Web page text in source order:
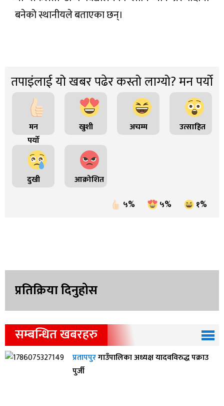
बनेको स्थानीयले बताएका छन्।
तपाइंलाई यो खबर पढेर कस्तो लाग्यो? मन पर्यो
मन
पर्यो
खुशी अचम्म उत्साहित
दुखी
आक्रोशित
५%
५% १%
प्रतिक्रिया दिनुहोस
सम्बन्धित खबरहरु
प्रतापपुरगाउँपालिका अध्यक्ष यादवविरुद्ध पक्राउ
पुर्जी